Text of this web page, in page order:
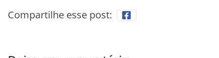
Compartilhe esse post: